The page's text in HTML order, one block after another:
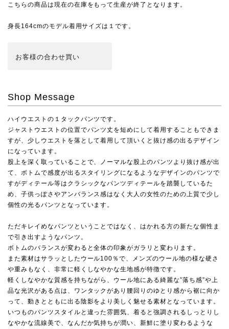
こちらの商品は現在の在庫をもって生産が終了となります。
身長164cmのモデル着用サイズは１です。
お客様の合わせ買い
Shop Message
ハイウエストの１タックパンツです。
ジャストウエストの位置でパンツ丈を短めにして着用することもできま
すが、少しウエストを落として着用して頂いくと抜け感の出るデザイン
になっています。
股上を深く取っていることで、ノーマルな股上のパンツより抜け感が出
て、ボトムで感度が出るスタイリングになるようなデザインのパンツで
すがディテール等はクラシックなパンツディテールを踏襲しているた
め、子供っぽさやアンバランス感はなく大人の女性のための上質で少し
個性の光るパンツとなっています。
ただキレイめなパンツということではなく、はかれる方の新たな個性ま
で引き出すようなパンツ。
ボトムのバランスが変わると全体の印象がガラリと変わります。
また素材はサラッとしたウール100％で、メンズのウール地の様な硬さ
や重みもなく、非常に軽くしなやかな生地感が特徴です。
軽くしなやかな質感を持ちながら、ウール地にある綺麗な”落ち感”や上
品な光沢がある点は、ワンタックがあり腰回りのゆとり感から裾に向か
って、動きとともに出る陰影をより美しく魅せる素材となっています。
いつものパンツスタイルと違った雰囲気、着ると強調されるしっとりし
なやかな流線美で、なんだか気持ちが潤い、新鮮に塗り変わるような